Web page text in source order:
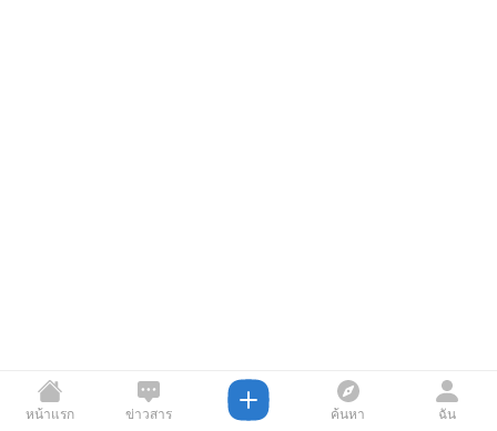
หน้าแรก ข่าวสาร ค้นหา ฉัน